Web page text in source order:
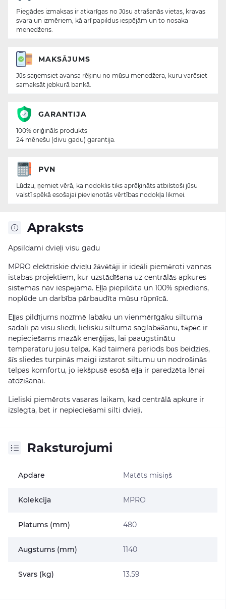
Apraksts
Apsildāmi dvieļi visu gadu
MPRO elektriskie dvieļu žāvētāji ir ideāli piemēroti vannas
istabas projektiem, kur uzstādīšana uz centrālās apkures
sistēmas nav iespējama. Eļļa piepildīta un 100% spiediens,
noplūde un darbība pārbaudīta mūsu rūpnīcā.
Eļļas pildījums nozīmē labāku un vienmērīgāku siltuma
sadali pa visu sliedi, lielisku siltuma saglabāšanu, tāpēc ir
nepieciešams mazāk enerģijas, lai paaugstinātu
temperatūru jūsu telpā. Kad taimera periods būs beidzies,
šīs sliedes turpinās maigi izstarot siltumu un nodrošinās
telpas komfortu, jo iekšpusē esošā eļļa ir paredzēta lēnai
atdzišanai.
Lieliski piemērots vasaras laikam, kad centrālā apkure ir
izslēgta, bet ir nepieciešami silti dvieļi.
Raksturojumi
Apdare Matēts misiņš
Kolekcija MPRO
Platums (mm) 480
Augstums (mm) 1140
Svars (kg) 13.59
Piegādes izmaksas ir atkarīgas no Jūsu atrašanās vietas, kravas
svara un izmēriem, kā arī papildus iespējām un to nosaka
menedžeris.
MAKSĀJUMS
Jūs saņemsiet avansa rēķinu no mūsu menedžera, kuru varēsiet
samaksāt jebkurā bankā.
GARANTIJA
100% oriģināls produkts
24 mēnešu (divu gadu) garantija.
PVN
Lūdzu, ņemiet vērā, ka nodoklis tiks aprēķināts atbilstoši jūsu
valstī spēkā esošajai pievienotās vērtības nodokļa likmei.